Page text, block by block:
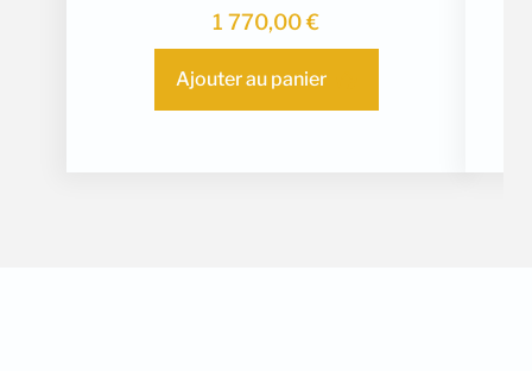
1 770,00€
Ajouter au panier